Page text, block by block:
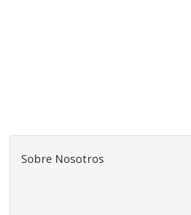
Sobre Nosotros